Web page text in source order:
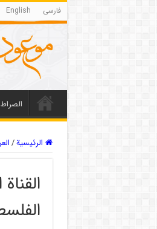
فارسی English
الصراط
الرئيسية/